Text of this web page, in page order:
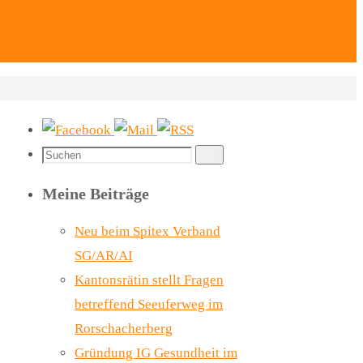
Suchen
Meine Beiträge
Neu beim Spitex Verband
SG/AR/AI
Kantonsrätin stellt Fragen
betreffend Seeuferweg im
Rorschacherberg
Gründung IG Gesundheit im